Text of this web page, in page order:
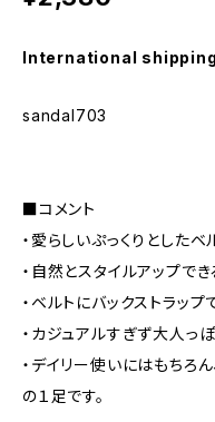
International
sandal703
■コメント
・愛らしいぷっくりとしたベ
・自然とスタイルアップで
・ベルトにバックストラッ
・カジュアルすぎず大人っ
・デイリー使いにはもちろ
の１足です。